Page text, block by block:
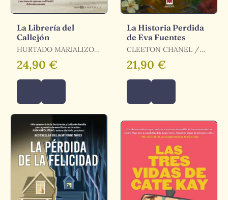
La Librería del
Callejón
HURTADO MARJALIZO
MANUEL / HURTADO
MARJALIZO, MANUEL
24,90 €
La Historia Perdida
de Eva Fuentes
CLEETON CHANEL /
CHANEL CLEETON
21,90 €